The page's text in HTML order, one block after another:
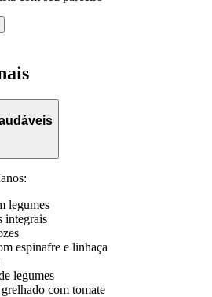
legumes
integrais
espinafre e linhaça
legumes
com tomate